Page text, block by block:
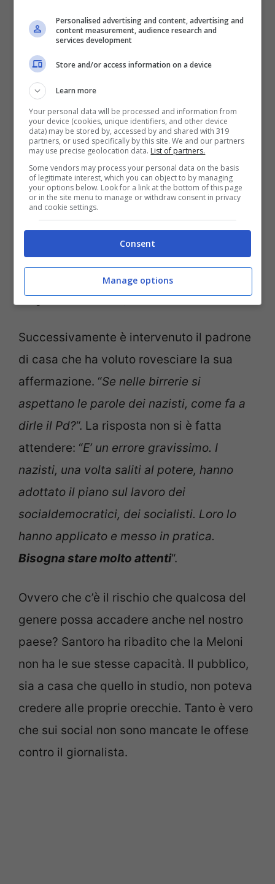
Questo è il motivo per cui quelli che erano
andati a menargli finivano per applaudirli
DiMartedì, Santoro
esagera: “Meloni come
Hitler“
Successivamente è intervenuto il padrone
di casa che ha voluto rovesciare la sua
affermazione. “Se nelle birrerie si
aspettano le parole dei nazisti, come fa a
dirle il Pd?“. La risposta non si è fatta
attendere: “E’ un errore gravissimo. I
nazisti, una volta saliti al potere, hanno
adottato il piano sul lavoro dei
socialdemocratici, dei socialisti. Loro lo
hanno applicato e messo in pratica.
Bisogna stare molto attenti“.
Ovvero che c’è il rischio che qualcosa del
genere possa accadere anche nel nostro
paese? Santoro ha ribadito che la Meloni
non ha le sue stesse capacità. Il pubblico,
sia a casa che quello in studio, non poteva
credere alle proprie orecchie. Tanto è vero
che sui social non sono mancate le offese
contro il giornalista.
Personalised advertising and content, advertising and
content measurement, audience research and
services development
Store and/or access information on a device
Learn more
Your personal data will be processed and information from
your device (cookies, unique identifiers, and other device
data) may be stored by, accessed by and shared with 319
partners, or used specifically by this site. We and our partners
may use precise geolocation data. List of partners.
Some vendors may process your personal data on the basis
of legitimate interest, which you can object to by managing
your options below. Look for a link at the bottom of this page
or in the site menu to manage or withdraw consent in privacy
and cookie settings.
Consent
Manage options